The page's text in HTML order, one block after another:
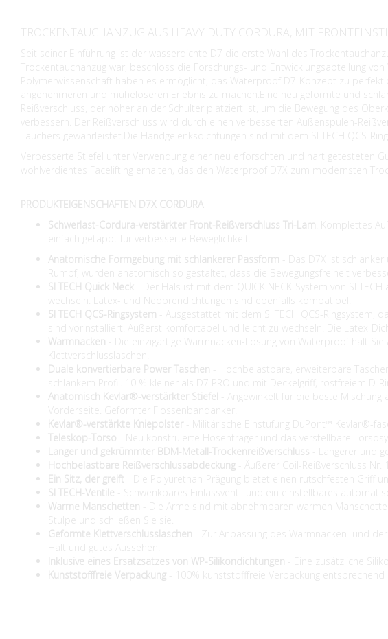
TROCKENTAUCHANZUG AUS HEAVY DUTY CORDURA, MIT
Seit seiner Einführung ist der wasserdichte D7 die erste Wahl des
Trockentauchanzug war, beschloss die Forschungs- und Entwicklungsabteilung
Polymerwissenschaft haben es ermöglicht, das Waterproof D7-Konzept zu
angenehmeren und müheloseren Erlebnis zu machen.Eine neu geformte und
Reißverschluss, der höher an der Schulter platziert ist, um die Bewegung des
verbessern. Der Reißverschluss wird durch einen verbesserten Außenspulen-
Tauchers gewährleistet.Die Handgelenksdichtungen sind mit dem SI TECH QCS-
Verbesserte Stiefel unter Verwendung einer neu erforschten und hart getesteten
wohlverdientes Facelifting erhalten, das den Waterproof D7X zum modernsten
PRODUKTEIGENSCHAFTEN D7X CORDURA
Schwerlast-Cordura-verstärkter Front-Reißverschluss Tri-Lam . Komplettes
einfach getappt für verbesserte Beweglichkeit.
Anatomische Formgebung mit schlankerer Passform - Das D7X ist
Rumpf, wurden anatomisch so gestaltet, dass die Bewegungsfreiheit
SI TECH Quick Neck - Der Hals ist mit dem QUICK NECK-System von SI
wechseln. Latex- und Neoprendichtungen sind ebenfalls kompatibel.
SI TECH QCS-Ringsystem - Ausgestattet mit dem SI TECH QCS-
sind vorinstalliert. Äußerst komfortabel und leicht zu wechseln. Die Latex-
Warmnacken - Die einzigartige Warmnacken-Lösung von Waterproof hält
Klettverschlusslaschen.
Duale konvertierbare Power Taschen - Hochbelastbare, erweiterbare
schlankem Profil. 10 % kleiner als D7 PRO und mit Deckelgriff, rostfreiem
Anatomisch Kevlar®-verstärkter Stiefel
- Angewinkelt für die beste
Vorderseite. Geformter Flossenbandanker.
Kevlar®-verstärkte Kniepolster - Militärische Einstufung DuPont™ Kevlar®-
Teleskop-Torso - Neu konstruierte Hosenträger und das verstellbare
Langer und gekrümmter BDM-Metall-Trockenreißverschluss - Längerer und
Hochbelastbare Reißverschlussabdeckung - Äußerer Coil-Reißverschluss
Ein Sitz, der greift
- Die Polyurethan-Prägung bietet einen rutschfesten Griff
SI TECH-Ventile - Schwenkbares Einlassventil und ein einstellbares
Warme Manschetten - Die Arme sind mit abnehmbaren warmen
Stulpe und schließen Sie sie.
Geformte Klettverschlusslaschen - Zur Anpassung des Warmnacken und
Halt und gutes Aussehen.
Inklusive eines Ersatzsatzes von WP-Silikondichtungen - Eine zusätzliche
Kunststofffreie Verpackung - 100% kunststofffreie Verpackung